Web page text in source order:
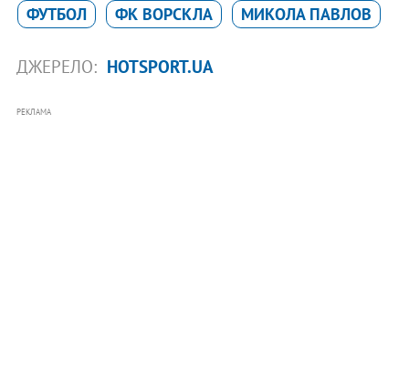
ФУТБОЛ ФК ВОРСКЛА МИКОЛА ПАВЛОВ
ДЖЕРЕЛО: HOTSPORT.UA
РЕКЛАМА